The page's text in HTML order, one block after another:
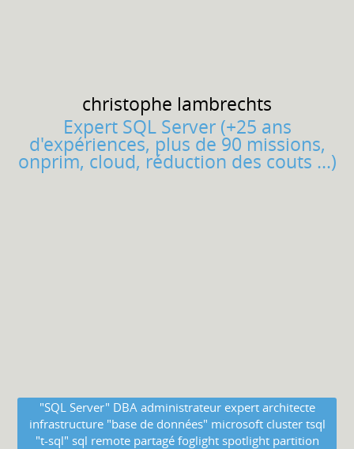
christophe lambrechts
Expert SQL Server (+25 ans
d'expériences, plus de 90 missions,
onprim, cloud, réduction des couts ...)
"SQL Server" DBA administrateur expert architecte
infrastructure "base de données" microsoft cluster tsql
"t-sql" sql remote partagé foglight spotlight partition